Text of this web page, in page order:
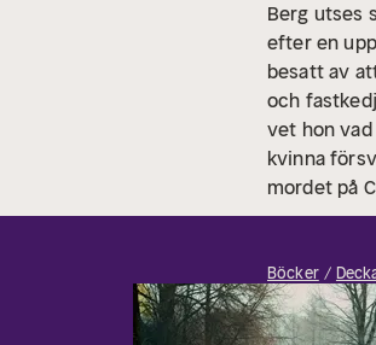
Berg utses
efter en
besatt av
och
vet hon
kvinna
mordet på
rapp och
debutbok.
intressant
sin man
Böcker